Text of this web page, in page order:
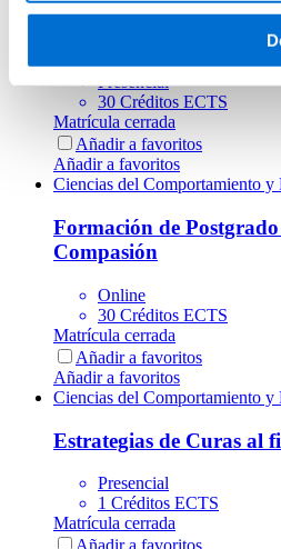
Formación de
Emergencias y
Presencial
30 Créditos ECTS
Matrícula cerrada
Añadir a favoritos
Añadir a favoritos
Ciencias del Comportamiento y
Formación de
Compasión
Online
30 Créditos ECTS
Matrícula cerrada
Añadir a favoritos
Añadir a favoritos
Ciencias del Comportamiento y
Estrategias de Curas al
Presencial
1 Créditos ECTS
Matrícula cerrada